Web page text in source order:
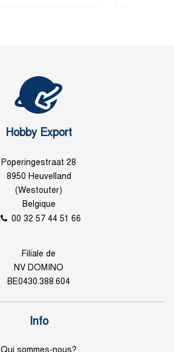
Hobby Export
Poperingestraat 28
8950 Heuvelland
(Westouter)
Belgique
00 32 57 44 51 66
Filiale de
NV DOMINO
BE0430.388.604
Info